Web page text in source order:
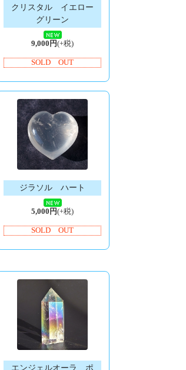
クリスタル イエロー
グリーン
9,000円(+税)
SOLD OUT
ジラソル ハート
5,000円(+税)
SOLD OUT
エンジェルオーラ ポ